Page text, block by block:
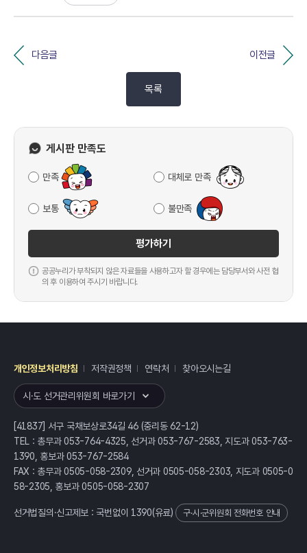
다음글 이전글
목록
게시판 만족도
만족 대체로 만족
보통 불만족
평가하기
공공누리가 부착되지 않은 자료들을 사용하고자 할 경우에는 담당부서와 사전 협
의 후 이용하여 주시기 바랍니다.
개인정보처리방침 저작권정책 연락처 찾아오시는길
시·도 선거관리위원회 바로가기
[41837] 서구 국채보상로34길 46 (중리동 62-12)
TEL : 총무과 053-764-4325, 선거과 053-767-2583, 지도과 053-763-
1390, 홍보과 053-767-2584
FAX : 총무과 0505-058-2309, 선거과 0505-058-2303, 지도과 0505-0
58-2305, 홍보과 0505-058-2307
선거법질의·신고제보 : 국번없이 1390(유료) 구·시·군위원회 전화번호 안내